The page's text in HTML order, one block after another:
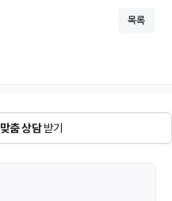
목록
춤 상담받기